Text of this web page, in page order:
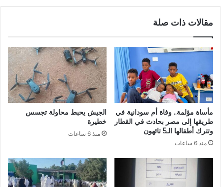
مقالات ذات صلة
مأساة مؤلمة.. وفاة أم سودانية في
طريقها إلى مصر بحادث في القطار
وتترك أطفالها الـ5 تائهون
منذ 6 ساعات
الجيش يحبط محاولة تجسس
خطيرة
منذ 6 ساعات